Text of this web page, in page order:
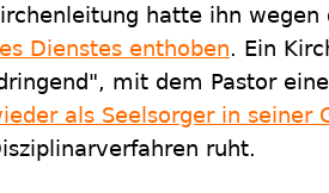
hatte ihn
Dienstes enthoben. Ein
mit dem Pastor
als Seelsorger in seiner
ruht.